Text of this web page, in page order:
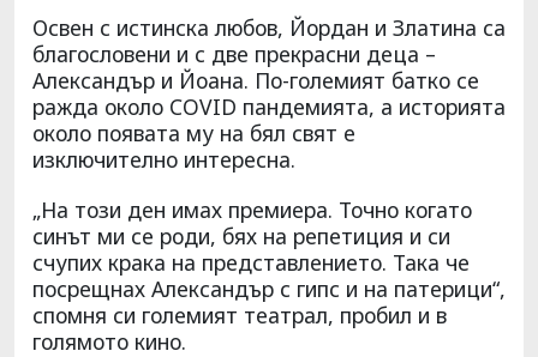
Освен с истинска любов, Йордан и Златина са
благословени и с две прекрасни деца –
Александър и Йоана. По-големият батко се
ражда около COVID пандемията, а историята
около появата му на бял свят е
изключително интересна.
„На този ден имах премиера. Точно когато
синът ми се роди, бях на репетиция и си
счупих крака на представлението. Така че
посрещнах Александър с гипс и на патерици“,
спомня си големият театрал, пробил и в
голямото кино.